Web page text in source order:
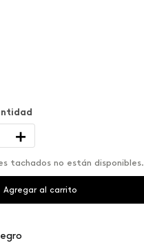
＋
tachados no están disponibles.
Agregar al carrito